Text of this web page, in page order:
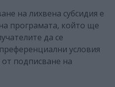
на лихвена субсидия е
на програмата, който ще
да се
условия
подписване на